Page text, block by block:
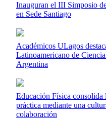
Inauguran el III Simposio
en Sede Santiago
Académicos ULagos
Latinoamericano de
Argentina
Educación Física consolida
práctica mediante una
colaboración